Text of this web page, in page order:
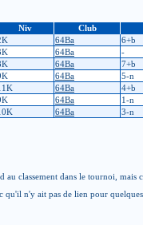
Niv Club
64Ba 6+b
64Ba -
64Ba 7+b
64Ba 5-n
64Ba 4+b
64Ba 1-n
64Ba 3-n
classement dans le tournoi, mais
qu'il n'y ait pas de lien pour